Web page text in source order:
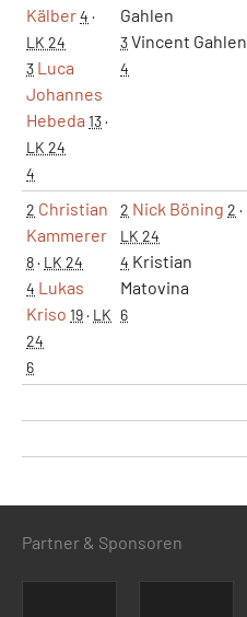
Kälber4 ·
LK 24
3 Luca
Johannes
Hebeda 13·
LK 24
4
Gahlen
3Vincent Gahlen
4
2 Christian
Kammerer
8· LK 24
4 Lukas
Kriso 19· LK
24
6
2 Nick Böning 2 ·
LK 24
4 Kristian
Matovina
6
Partner & Sponsoren